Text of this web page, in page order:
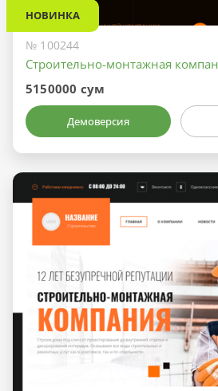
НОВИНКА
№ 100244
Строительно-монтажная
5150000 сум
Демоверсия